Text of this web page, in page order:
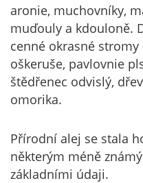
aronie, muchovníky,
muďouly a kdouloně.
cenné okrasné
oškeruše, pavlovnie
štědřenec odvislý,
omorika.
Přírodní alej se stala
některým méně
základními údaji.